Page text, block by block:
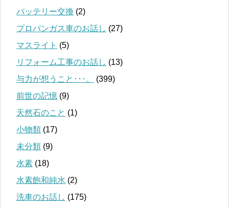
バッテリー交換 (2)
プロパンガス車のお話し (27)
マスライト (5)
リフォーム工事のお話し (13)
与力が想うこと･･･。
(399)
前世の記憶 (9)
天然石のこと (1)
小物類 (17)
未分類 (9)
水素 (18)
水素飽和純水 (2)
洗車のお話し (175)